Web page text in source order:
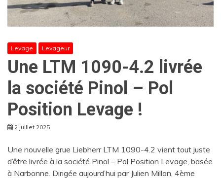
Levage Levageur
Une LTM 1090-4.2 livrée
la société Pinol – Pol
Position Levage !
2 juillet 2025
Une nouvelle grue Liebherr LTM 1090-4.2 vient tout juste
d’être livrée à la société Pinol – Pol Position Levage, basée
à Narbonne. Dirigée aujourd’hui par Julien Millan, 4ème